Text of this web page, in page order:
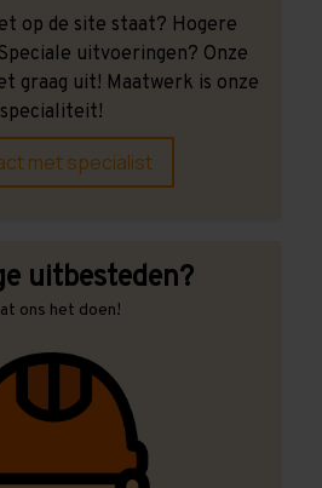
op de site staat? Hogere
uitvoeringen? Onze
graag uit! Maatwerk is onze
specialiteit!
met specialist
uitbesteden?
ons het doen!